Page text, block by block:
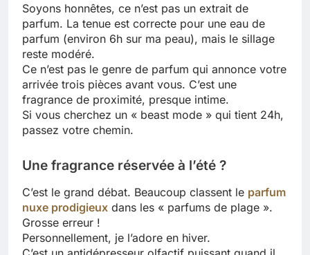
Soyons honnêtes, ce n’est pas un extrait de
parfum. La tenue est correcte pour une eau de
parfum (environ 6h sur ma peau), mais le sillage
reste modéré.
Ce n’est pas le genre de parfum qui annonce votre
arrivée trois pièces avant vous. C’est une
fragrance de proximité, presque intime.
Si vous cherchez un « beast mode » qui tient 24h,
passez votre chemin.
Une fragrance réservée à l’été ?
C’est le grand débat. Beaucoup classent le parfum
nuxe prodigieux dans les « parfums de plage ».
Grosse erreur !
Personnellement, je l’adore en hiver.